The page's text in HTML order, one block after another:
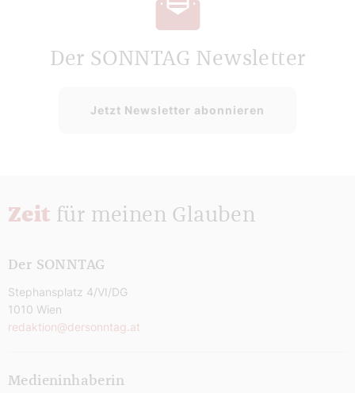
Der SONNTAG Newsletter
Jetzt Newsletter abonnieren
Zeit für meinen Glauben
Der SONNTAG
Stephansplatz 4/VI/DG
1010 Wien
redaktion@dersonntag.at
Medieninhaberin